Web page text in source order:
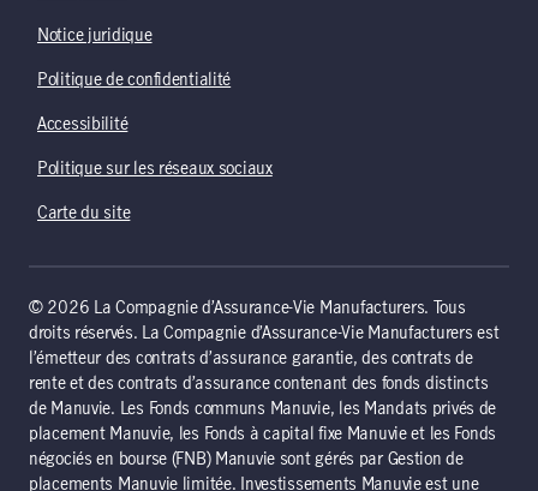
Notice juridique
Politique de confidentialité
Accessibilité
Politique sur les réseaux sociaux
Carte du site
© 2026 La Compagnie d’Assurance-Vie Manufacturers. Tous
droits réservés. La Compagnie d’Assurance-Vie Manufacturers est
l’émetteur des contrats d’assurance garantie, des contrats de
rente et des contrats d’assurance contenant des fonds distincts
de Manuvie. Les Fonds communs Manuvie, les Mandats privés de
placement Manuvie, les Fonds à capital fixe Manuvie et les Fonds
négociés en bourse (FNB) Manuvie sont gérés par Gestion de
placements Manuvie limitée. Investissements Manuvie est une